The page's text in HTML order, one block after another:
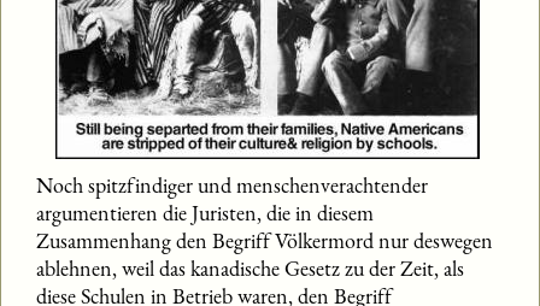
Noch spitzfindiger und menschenverachtender
argumentieren die Juristen, die in diesem
Zusammenhang den Begriff Völkermord nur deswegen
ablehnen, weil das kanadische Gesetz zu der Zeit, als
diese Schulen in Betrieb waren, den Begriff